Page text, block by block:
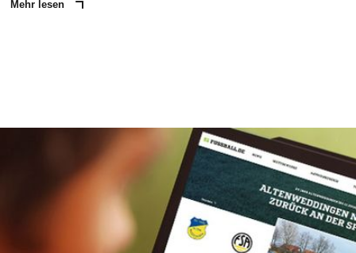
Mehr lesen